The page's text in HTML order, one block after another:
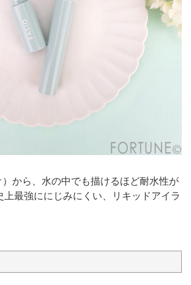
）から、水の中でも描けるほど耐水性が
上最強ににじみにくい、リキッドアイラ